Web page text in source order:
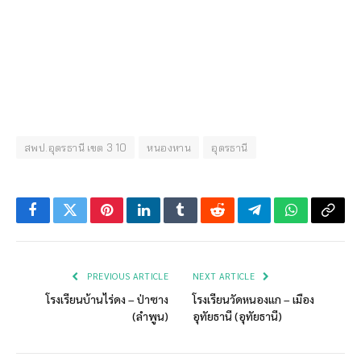
สพป.อุดรธานี เขต 3 10 หนองหาน อุดรธานี
FacebookTwitterPinterestLinkedInTumblrRedditTelegramWhatsApp
Copy
PREVIOUS ARTICLE
โรงเรียนบ้านไร่ดง – ป่าซาง
(ลำพูน)
NEXT ARTICLE
โรงเรียนวัดหนองแก – เมือง
อุทัยธานี (อุทัยธานี)